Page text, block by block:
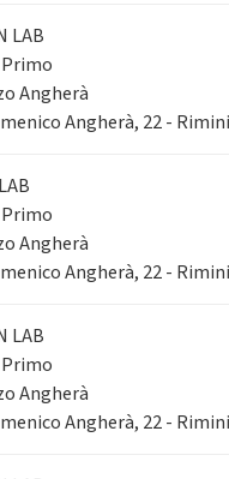
LAB
Angherà
Angherà, 22 - Rimini
Angherà
Angherà, 22 - Rimini
LAB
Angherà
Angherà, 22 - Rimini